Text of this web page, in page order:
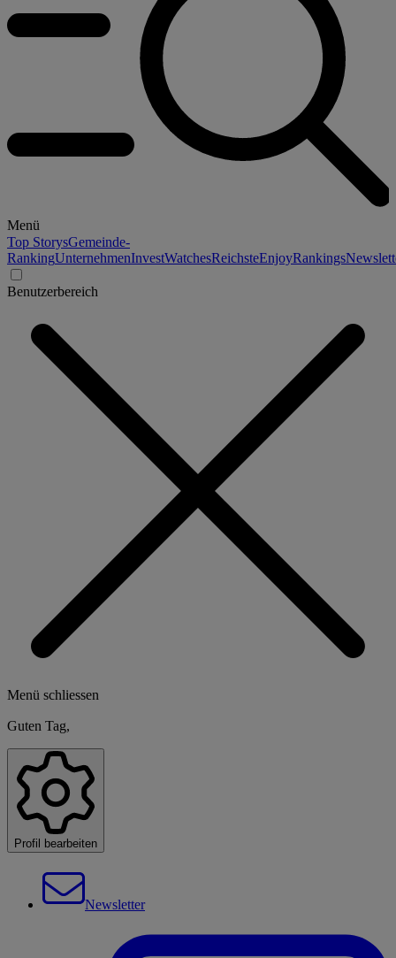
Menü
Top StorysGemeinde-
RankingUnternehmenInvestWatchesReichsteEnjoyRankings
Benutzerbereich
Menü schliessen
Guten Tag,
Profil bearbeiten
Newsletter